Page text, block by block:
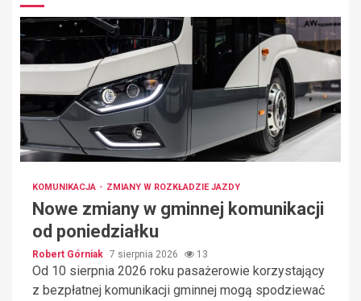
KOMUNIKACJA ZMIANY W ROZKŁADZIE JAZDY
Nowe zmiany w gminnej komunikacji
od poniedziałku
Robert Górniak 7 sierpnia 2026 13
Od 10 sierpnia 2026 roku pasażerowie korzystający
z bezpłatnej komunikacji gminnej mogą spodziewać